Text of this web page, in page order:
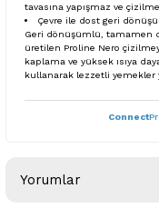
tavasına yapışmaz ve
Çevre ile dost geri
Geri dönüşümlü, tamamen
üretilen Proline Nero
kaplama ve yüksek ısıya
kullanarak lezzetli yemekler
Connect
Yorumlar